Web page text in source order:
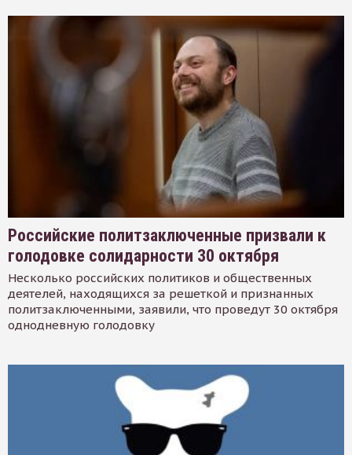
Российские политзаключенные призвали к
голодовке солидарности 30 октября
Несколько российских политиков и общественных
деятелей, находящихся за решеткой и признанных
политзаключенными, заявили, что проведут 30 октября
однодневную голодовку